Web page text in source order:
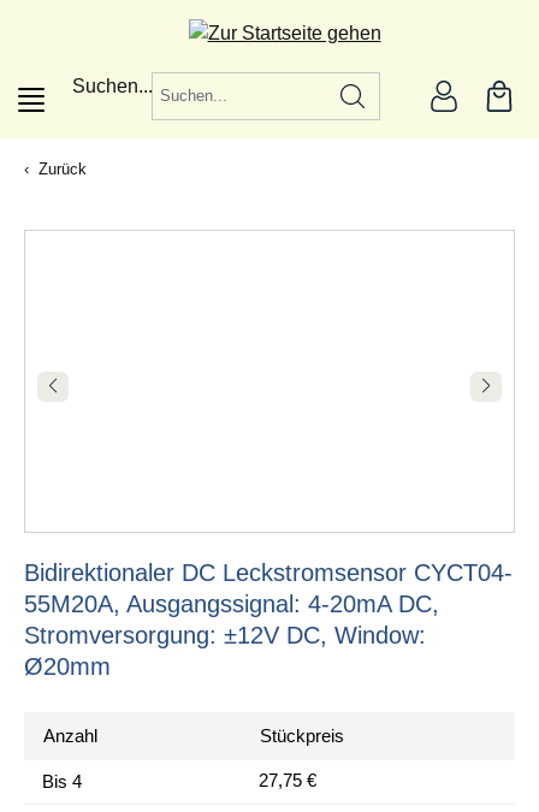
Suchen...
Zurück
Bidirektionaler DC Leckstromsensor CYCT04-
55M20A, Ausgangssignal: 4-20mA DC,
Stromversorgung: ±12V DC, Window:
Ø20mm
Anzahl Stückpreis
Bis 4 27,75 €